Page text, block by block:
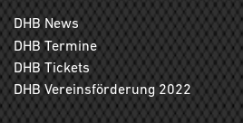
DHB News
DHB Termine
DHB Tickets
DHB Vereinsförderung 2022